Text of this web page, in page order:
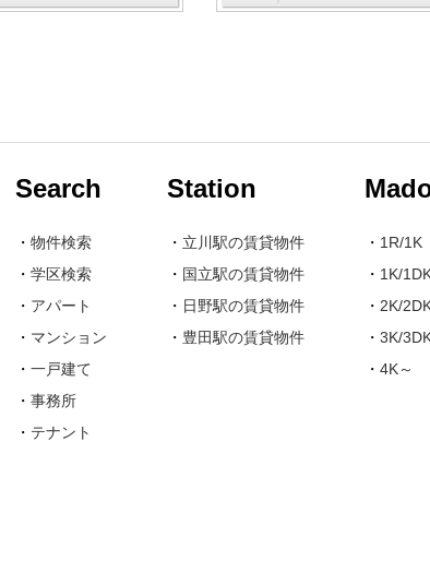
Search
・ 物件検索
・ 学区検索
・ アパート
・ マンション
・ 一戸建て
・ 事務所
・ テナント
Station
・ 立川駅の賃貸物件
・ 国立駅の賃貸物件
・ 日野駅の賃貸物件
・ 豊田駅の賃貸物件
・ 1R/1K
・ 1K/
・ 2K/
・ 3K/
・ 4K～